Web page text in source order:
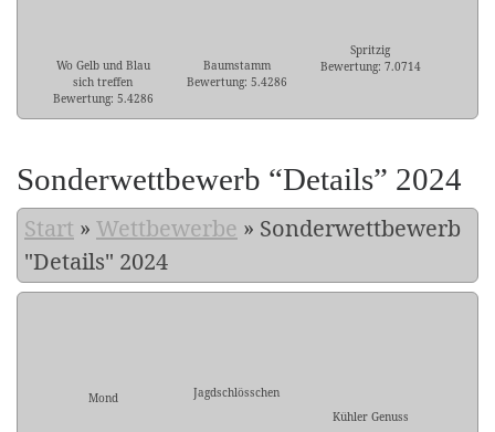
Wo Gelb und Blau
sich treffen
Bewertung: 5.4286
Baumstamm
Bewertung: 5.4286
Spritzig
Bewertung: 7.0714
Sonderwettbewerb “Details” 2024
Start » Wettbewerbe » Sonderwettbewerb
"Details" 2024
Mond
Jagdschlösschen
Kühler Genuss